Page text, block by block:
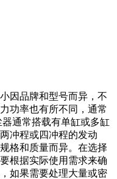
因品牌和型号而异，不
功率也有所不同，通常
通常搭载有单缸或多缸
冲程或四冲程的发动
格和质量而异。在选择
根据实际使用需求来确
如果需要处理大量或密